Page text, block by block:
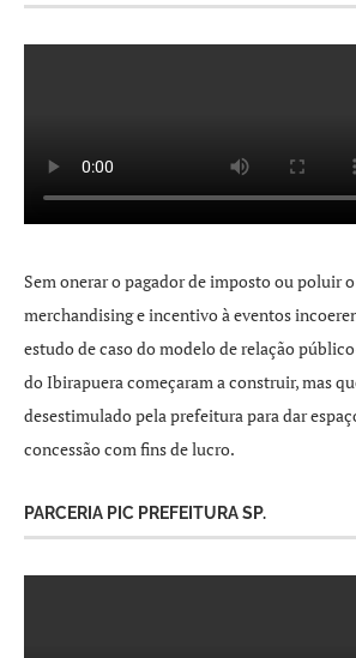
Sem onerar o pagador de imposto ou poluir
merchandising e incentivo à eventos
estudo de caso do modelo de relação
do Ibirapuera começaram a construir, mas
desestimulado pela prefeitura para dar
concessão com fins de lucro.
PARCERIA PIC PREFEITURA SP.